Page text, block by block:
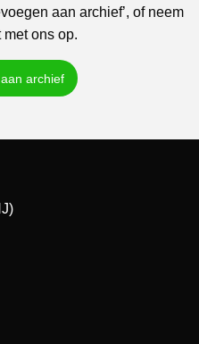
aan archief’, of neem
ons op.
archief